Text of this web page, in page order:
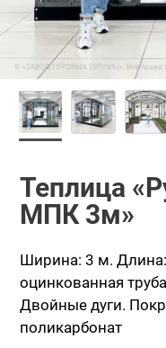
Теплица
МПК 3м»
Ширина: 3 м.
оцинкованная
Двойные дуги.
поликарбонат